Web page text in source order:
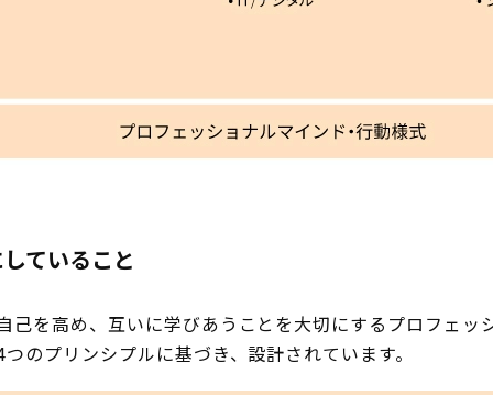
ていること
己を高め、互いに学びあうことを大切にするプロフェッ
のプリンシプルに基づき、設計されています。